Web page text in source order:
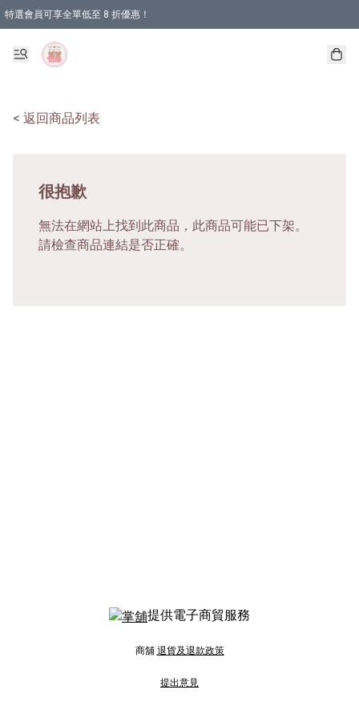
特選會員可享全單低至 8 折優惠！
< 返回商品列表
很抱歉
無法在網站上找到此商品，此商品可能已下架。
請檢查商品連結是否正確。
提供電子商貿服務
商舖 退貨及退款政策
提出意見